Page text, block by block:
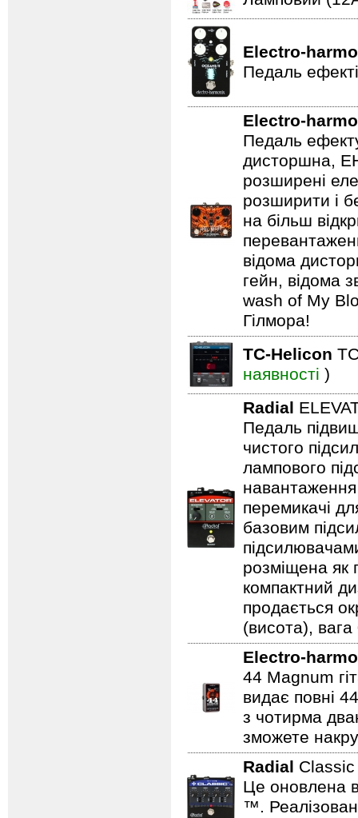
Electro-
Педаль
Electro-
Педаль
дисторшна,
розширені
розширити і
на більш
відома
гейн, відома
wash of My
Гілмора!
TC-Helicon
наявності )
Radial
Педаль
чистого
лампового
перемикачі
базовим
розміщена як
компактний
продається
(висота), вага
Electro-
44 Magnum
видає повні
з чотирма
зможете
Radial
Це оновлена
™.